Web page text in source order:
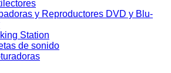
y Reproductores DVD y Blu-
Station
de sonido